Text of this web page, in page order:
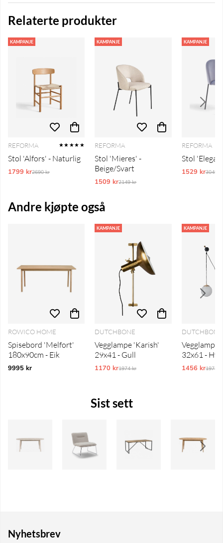
Relaterte produkter
KAMPANJE
REFORMA ★★★★★
Stol 'Alfors' - Naturlig
1799 krOrdinarie pris:
2690 kr
KAMPANJE
REFORMA
Stol 'Mieres' -
Beige/Svart
1509 krOrdinarie pris:
2149 kr
KAMPANJE
REFORMA
Stol
1529 kr3049 kr
Andre kjøpte også
ROWICO HOME
Spisebord 'Melfort'
180x90cm - Eik
9995 kr
KAMPANJE
DUTCHBONE
Vegglampe 'Karish'
29x41 - Gull
1170 krOrdinarie pris:
1974 kr
KAMPANJE
Vegglampe
32x61 - Hvit
1456 kr1974 kr
Sist sett
Nyhetsbrev